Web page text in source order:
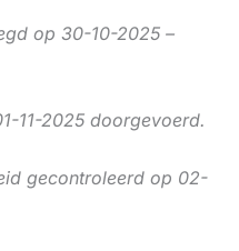
op 30-10-2025 –
11-2025 doorgevoerd.
gecontroleerd op 02-